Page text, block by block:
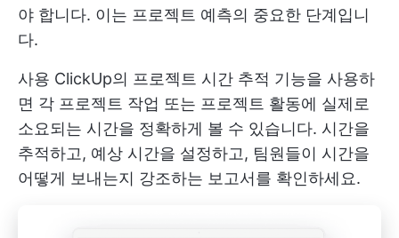
야 합니다. 이는 프로젝트 예측의 중요한 단계입니
다.
사용 ClickUp의 프로젝트 시간 추적 기능을 사용하
면 각 프로젝트 작업 또는 프로젝트 활동에 실제로
소요되는 시간을 정확하게 볼 수 있습니다. 시간을
추적하고, 예상 시간을 설정하고, 팀원들이 시간을
어떻게 보내는지 강조하는 보고서를 확인하세요.